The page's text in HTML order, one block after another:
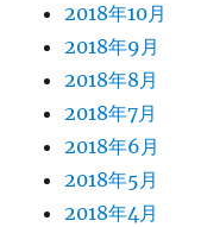
2018年10月
2018年9月
2018年8月
2018年7月
2018年6月
2018年5月
2018年4月